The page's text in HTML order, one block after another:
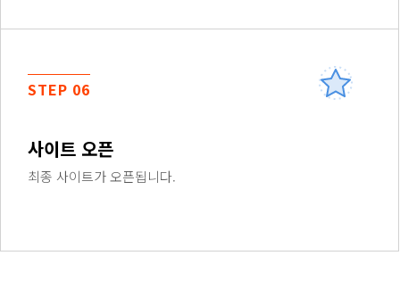
STEP 06
사이트 오픈
최종 사이트가 오픈됩니다.